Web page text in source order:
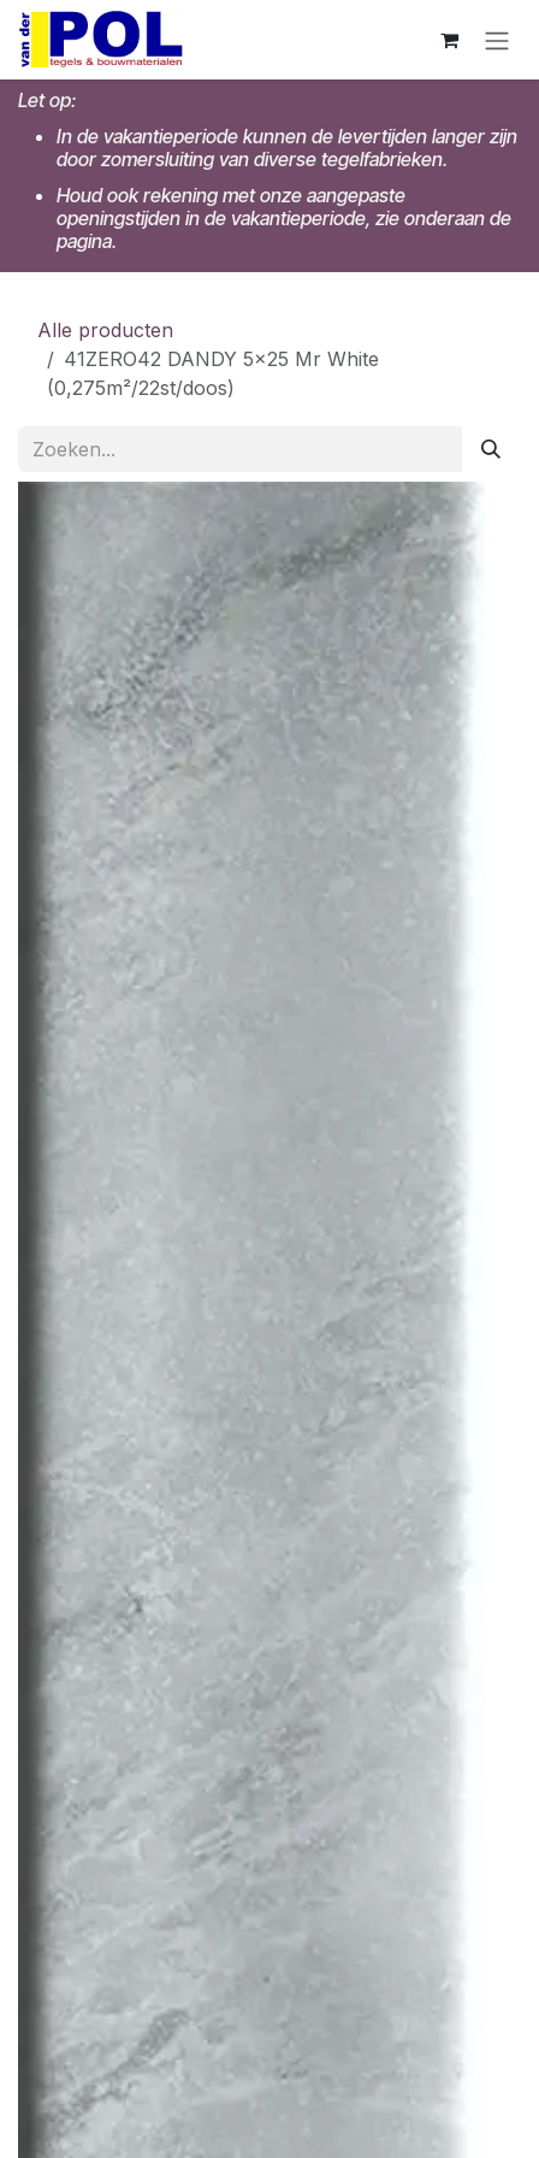
Overslaan naar inhoud
Let op:
In de vakantieperiode kunnen de levertijden langer zijn
door zomersluiting van diverse tegelfabrieken.
Houd ook rekening met onze aangepaste
openingstijden in de vakantieperiode, zie onderaan de
pagina.
Alle producten
41ZERO42 DANDY 5x25 Mr White
(0,275m²/22st/doos)